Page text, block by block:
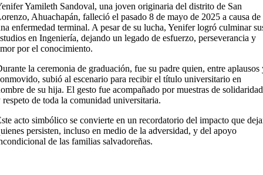
Yamileth Sandoval, una joven originaria del distrito de San
Ahuachapán, falleció el pasado 8 de mayo de 2025 a causa de
enfermedad terminal. A pesar de su lucha, Yenifer logró culminar
en Ingeniería, dejando un legado de esfuerzo, perseverancia y
por el conocimiento.
la ceremonia de graduación, fue su padre quien, entre aplausos
subió al escenario para recibir el título universitario en
de su hija. El gesto fue acompañado por muestras de solidaridad
respeto de toda la comunidad universitaria.
acto simbólico se convierte en un recordatorio del impacto que
persisten, incluso en medio de la adversidad, y del apoyo
de las familias salvadoreñas.